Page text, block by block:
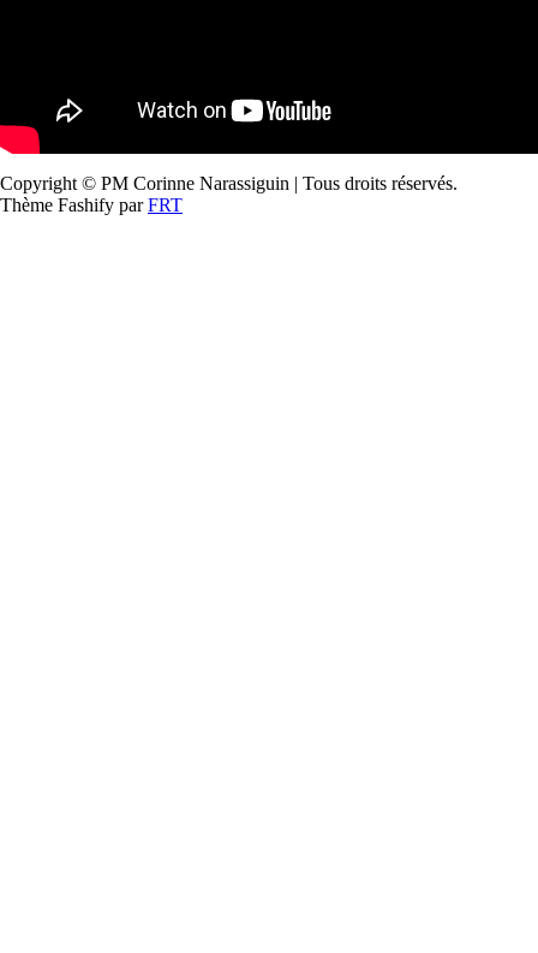
Copyright © PM Corinne Narassiguin | Tous droits réservés.
Thème Fashify parFRT